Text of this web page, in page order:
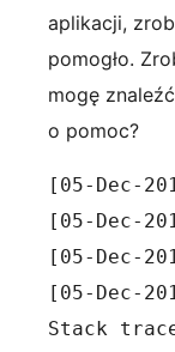
aplikacji,
pomogło.
mogę
o pomoc?
[05-Dec-
[05-Dec-
[05-Dec-
[05-Dec-
Stack